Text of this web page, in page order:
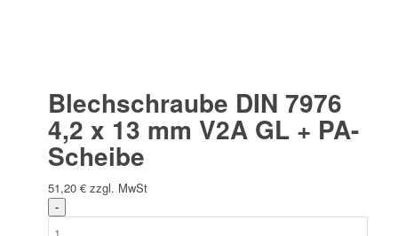
Blechschraube DIN 7976
4,2 x 13 mm V2A GL + PA-
Scheibe
51,20 € zzgl. MwSt